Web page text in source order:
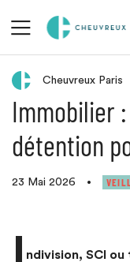
Retour aux actualités
Cheuvreux Paris
Immobilier
détention
23 Mai 2026 •
ndivision, SCI